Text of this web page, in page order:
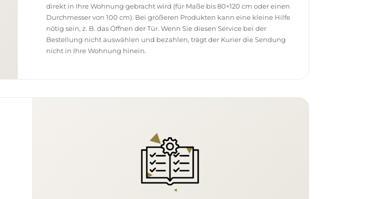
direkt in Ihre Wohnung gebracht wird (für Maße bis 80×120 cm oder einen
Durchmesser von 100 cm). Bei größeren Produkten kann eine kleine Hilfe
nötig sein, z. B. das Öffnen der Tür. Wenn Sie diesen Service bei der
Bestellung nicht auswählen und bezahlen, trägt der Kurier die Sendung
nicht in Ihre Wohnung hinein.